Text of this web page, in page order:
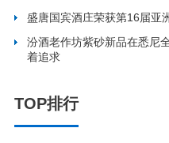
盛唐国宾酒庄荣获第16届亚
汾酒老作坊紫砂新品在悉尼
着追求
TOP排行